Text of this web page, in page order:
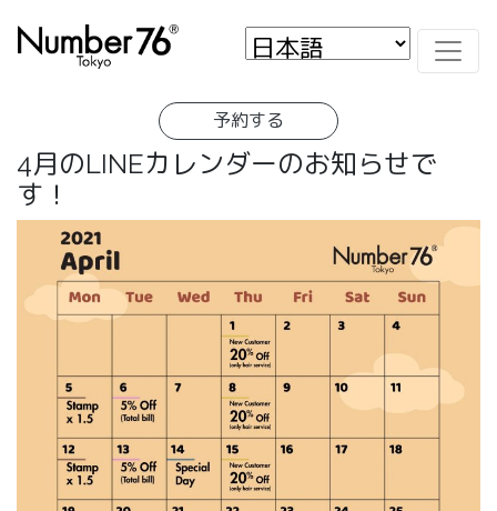
予約する
4月のLINEカレンダーのお知らせで
す！